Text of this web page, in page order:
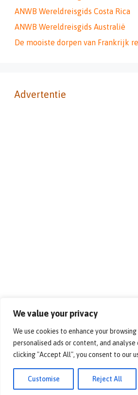
We value your privacy
We use cookies to enhance your
personalised ads or content, and
clicking "Accept All", you consent to our
Customise Reject All
ANWB Wereldreisgids Costa Rica
ANWB Wereldreisgids Australië
De mooiste dorpen van Frankrijk
Advertentie
Disclaimer